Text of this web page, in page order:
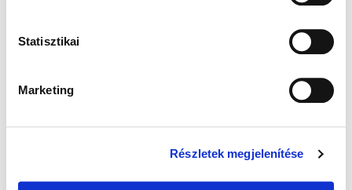
Statisztikai
Marketing
Részletek megjelenítése